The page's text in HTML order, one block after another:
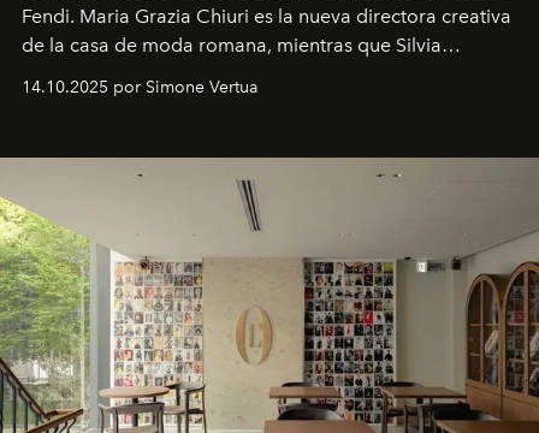
Fendi. Maria Grazia Chiuri es la nueva directora creativa
de la casa de moda romana, mientras que Silvia
14.10.2025 por Simone Vertua